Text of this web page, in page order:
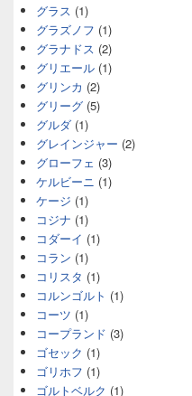
グラス (1)
グラズノフ (1)
グラナドス (2)
グリエール (1)
グリンカ (2)
グリーグ (5)
グルダ (1)
グレインジャー (2)
グローフェ (3)
ケルビーニ (1)
ケージ (1)
コジナ (1)
コダーイ (1)
コラン (1)
コリスタ (1)
コルンゴルト (1)
コーツ (1)
コープランド (3)
ゴセック (1)
ゴリホフ (1)
ゴルトベルク (1)